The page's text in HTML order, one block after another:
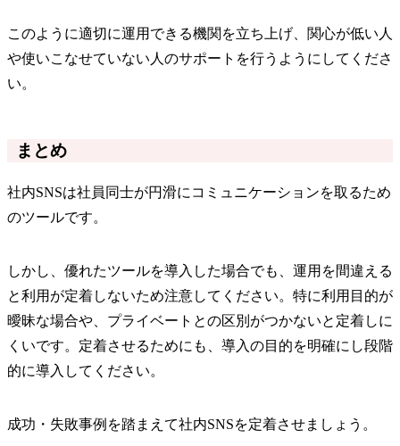
このように適切に運用できる機関を立ち上げ、関心が低い人
や使いこなせていない人のサポートを行うようにしてくださ
い。
まとめ
社内SNSは社員同士が円滑にコミュニケーションを取るため
のツールです。
しかし、優れたツールを導入した場合でも、運用を間違える
と利用が定着しないため注意してください。特に利用目的が
曖昧な場合や、プライベートとの区別がつかないと定着しに
くいです。定着させるためにも、導入の目的を明確にし段階
的に導入してください。
成功・失敗事例を踏まえて社内SNSを定着させましょう。